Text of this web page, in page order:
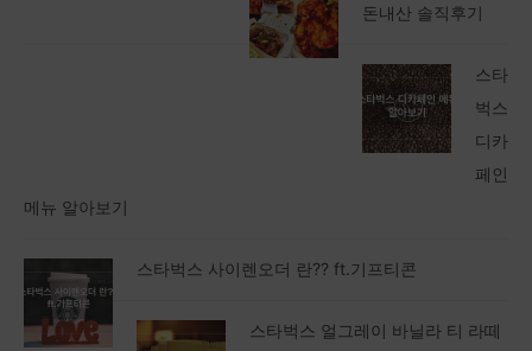
돈내산 솔직후기
스타
벅스
디카
페인
메뉴 알아보기
스타벅스 사이렌오더 란?? ft.기프티콘
스타벅스 얼그레이 바닐라 티 라떼